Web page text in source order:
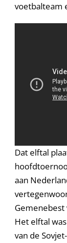
voetbalteam
Dat elftal
aan
Gemenebest
Het elftal
van de